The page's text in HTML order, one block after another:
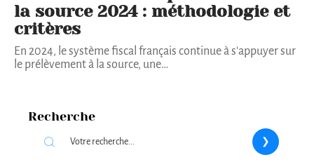
la source 2024 : méthodologie et
critères
En 2024, le système fiscal français continue à s'appuyer sur
le prélèvement à la source, une…
Recherche